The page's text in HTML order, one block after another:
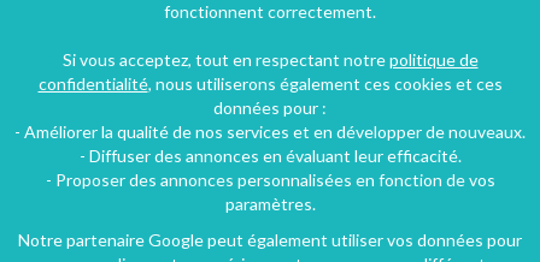
fonctionnent correctement.
Si vous acceptez, tout en respectant notrepolitique de
confidentialité, nous utiliserons également ces cookies et ces
données pour :
- Améliorer la qualité de nos services et en développer de nouveaux.
- Diffuser des annonces en évaluant leur efficacité.
- Proposer des annonces personnalisées en fonction de vos
paramètres.
Notre partenaire Google peut également utiliser vos données pour